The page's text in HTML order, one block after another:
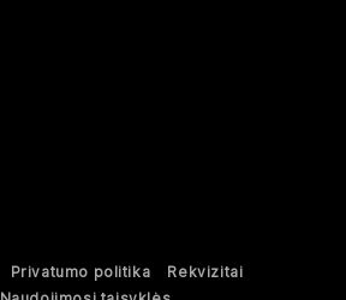
Privatumo politika
Rekvizitai